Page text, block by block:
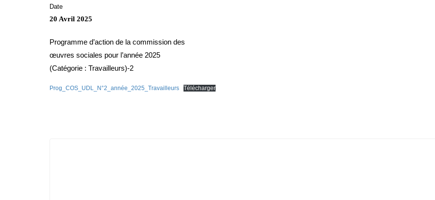
Date
20 Avril 2025
Programme d’action de la commission des
œuvres sociales pour l’année 2025
(Catégorie : Travailleurs)-2
Prog_COS_UDL_N°2_année_2025_Travailleurs Télécharger